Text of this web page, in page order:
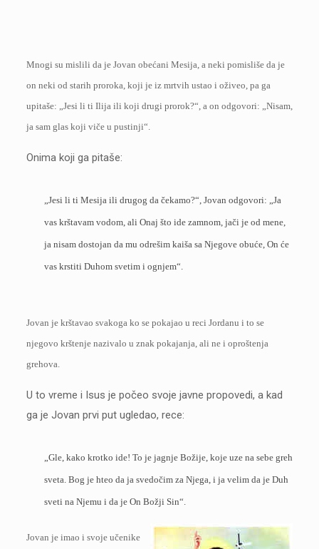
Mnogi su mislili da je Jovan obećani Mesija, a neki pomisliše da je
on neki od starih proroka, koji je iz mrtvih ustao i oživeo, pa ga
upitaše: „Jesi li ti Ilija ili koji drugi prorok?“, a on odgovori: „Nisam,
ja sam glas koji viče u pustinji“.
Onima koji ga pitaše:
„Jesi li ti Mesija ili drugog da čekamo?“, Jovan odgovori: „Ja
vas krštavam vodom, ali Onaj što ide zamnom, jači je od mene,
ja nisam dostojan da mu odrešim kaiša sa Njegove obuće, On će
vas krstiti Duhom svetim i ognjem“.
Jovan je krštavao svakoga ko se pokajao u reci Jordanu i to se
njegovo krštenje nazivalo u znak pokajanja, ali ne i oproštenja
grehova.
U to vreme i Isus je počeo svoje javne propovedi, a kad
ga je Jovan prvi put ugledao, rece:
„Gle, kako krotko ide! To je jagnje Božije, koje uze na sebe greh
sveta. Bog je hteo da ja svedočim za Njega, i ja velim da je Duh
sveti na Njemu i da je On Božji Sin“.
Jovan je imao i svoje učenike